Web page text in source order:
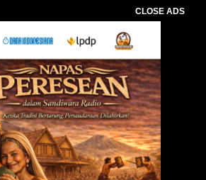
CLOSE ADS